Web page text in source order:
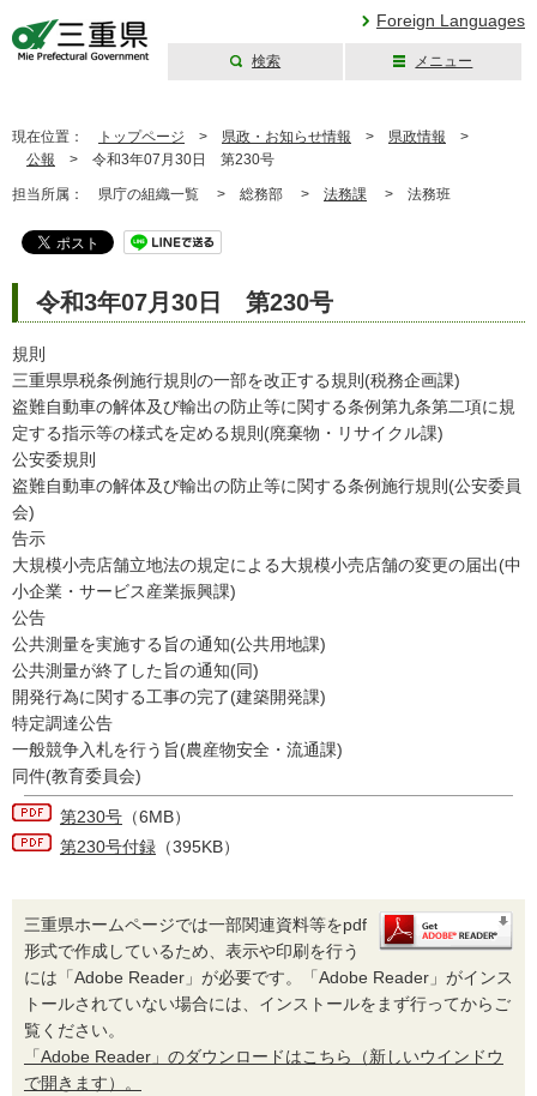
Foreign Languages
検索 メニュー
現在位置： トップページ > 県政・お知らせ情報 > 県政情報 >
公報 > 令和3年07月30日 第230号
担当所属： 県庁の組織一覧 > 総務部 > 法務課 > 法務班
令和3年07月30日 第230号
規則
三重県県税条例施行規則の一部を改正する規則(税務企画課)
盗難自動車の解体及び輸出の防止等に関する条例第九条第二項に規
定する指示等の様式を定める規則(廃棄物・リサイクル課)
公安委規則
盗難自動車の解体及び輸出の防止等に関する条例施行規則(公安委員
会)
告示
大規模小売店舗立地法の規定による大規模小売店舗の変更の届出(中
小企業・サービス産業振興課)
公告
公共測量を実施する旨の通知(公共用地課)
公共測量が終了した旨の通知(同)
開発行為に関する工事の完了(建築開発課)
特定調達公告
一般競争入札を行う旨(農産物安全・流通課)
同件(教育委員会)
第230号 （6MB）
第230号付録 （395KB）
三重県ホームページでは一部関連資料等をpdf
形式で作成しているため、表示や印刷を行う
には「Adobe Reader」が必要です。「Adobe Reader」がインス
トールされていない場合には、インストールをまず行ってからご
覧ください。
「Adobe Reader」のダウンロードはこちら（新しいウインドウ
で開きます）。